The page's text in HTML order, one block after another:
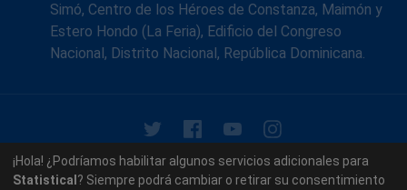
Simó, Centro de los Héroes de Constanza, Maimón y
Estero Hondo (La Feria), Edificio del Congreso
Nacional, Distrito Nacional, República Dominicana.
© 2026 - Memoria Histórica del Senado de la República
Dominicana. Todos los derechos reservados.
¡Hola! ¿Podríamos habilitar algunos servicios adicionales para
Statistical ? Siempre podrá cambiar o retirar su consentimiento